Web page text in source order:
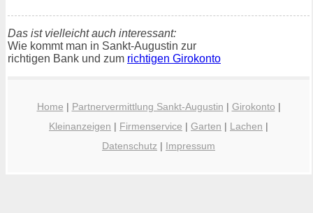
Das ist vielleicht auch interessant:
Wie kommt man in Sankt-Augustin zur
richtigen Bank und zum richtigen Girokonto
Home | Partnervermittlung Sankt-Augustin | Girokonto |
Kleinanzeigen | Firmenservice | Garten | Lachen |
Datenschutz | Impressum